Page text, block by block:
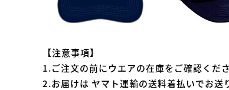
【注意事項】
1.ご注文の前にウエアの在庫をご確認く
2.お届けは ヤマト運輸の送料着払いでお送